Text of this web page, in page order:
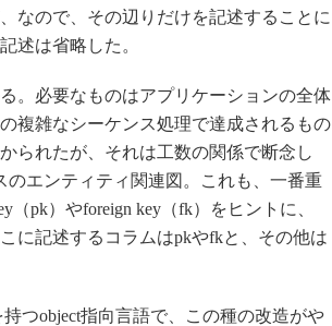
なので、その辺りだけを記述することに
述は省略した。
。必要なものはアプリケーションの全体
複雑なシーケンス処理で達成されるもの
られたが、それは工数の関係で断念し
エンティティ関連図。これも、一番重
pk）やforeign key（fk）をヒントに、
に記述するコラムはpkやfkと、その他は
つobject指向言語で、この種の改造がや